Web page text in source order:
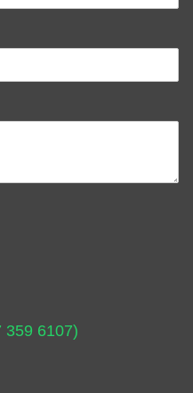
359 6107)